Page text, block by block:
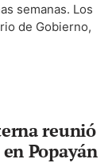
semanas. Los
de Gobierno,
reunió
Popayán